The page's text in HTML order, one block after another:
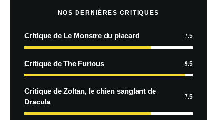
NOS DERNIÈRES CRITIQUES
Critique de Le Monstre du placard 7.5
Critique de The Furious 9.5
Critique de Zoltan, le chien sanglant de
Dracula
7.5